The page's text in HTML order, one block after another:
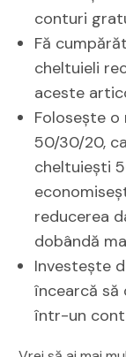
conturi
Fă
cheltuieli
aceste
Folosește
50/30/20,
cheltuiești
reducerea
dobândă
Investește
încearcă să
într-un cont